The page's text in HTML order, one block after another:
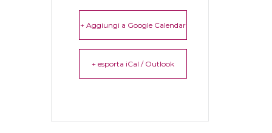
+ Aggiungi a Google Calendar
+ esporta iCal / Outlook